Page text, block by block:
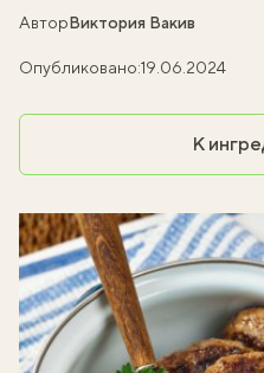
АвторВиктория Вакив
Опубликовано:19.06.2024
К